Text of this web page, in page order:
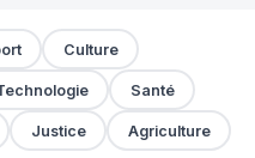
Culture
Santé
Justice Agriculture